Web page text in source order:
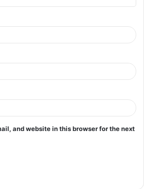
and website in this browser for the next